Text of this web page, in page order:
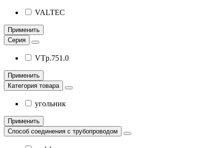
VALTEC
Применить
Серия
VTp.751.0
Применить
Категория товара
угольник
Применить
Способ соединения с трубопроводом